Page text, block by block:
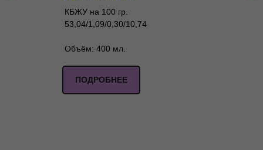
КБЖУ на 100 гр.
53,04/1,09/0,30/10,74
Объём: 400 мл.
ПОДРОБНЕЕ